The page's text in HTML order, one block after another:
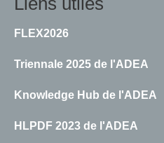
FLEX2026
Triennale 2025 de l'ADEA
Knowledge Hub de l'ADEA
HLPDF 2023 de l'ADEA